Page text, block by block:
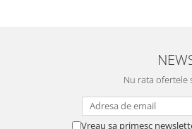
SOFILINE!!!
Nu rata ofertele
Vreau sa primesc